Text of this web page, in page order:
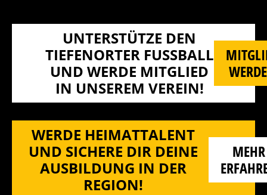
UNTERSTÜTZE DEN
TIEFENORTER FUSSBALL U
ND WERDE MITGLIED I
N UNSEREM VEREIN!
WERDE HEIMATTALENT
UND SICHERE DIR DEINE
AUSBILDUNG IN DER
REGION!
MEHR